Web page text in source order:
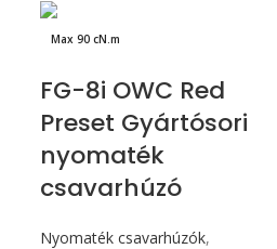
Max 90 cN.m
FG-8i OWC Red
Preset Gyártósori
nyomaték
csavarhúzó
Nyomaték csavarhúzók,